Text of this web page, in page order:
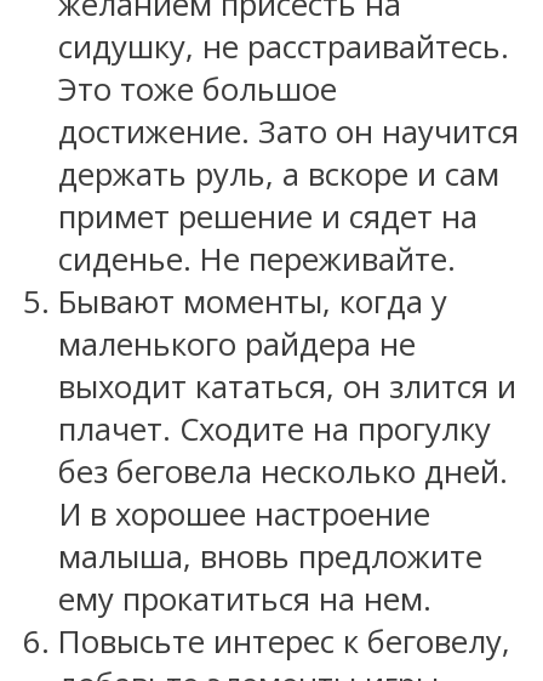
сидушку, не расстраивайтесь.
Это тоже большое
достижение. Зато он научится
держать руль, а вскоре и сам
примет решение и сядет на
сиденье. Не переживайте.
Бывают моменты, когда у
маленького райдера не
выходит кататься, он злится и
плачет. Сходите на прогулку
без беговела несколько дней.
И в хорошее настроение
малыша, вновь предложите
ему прокатиться на нем.
Повысьте интерес к беговелу,